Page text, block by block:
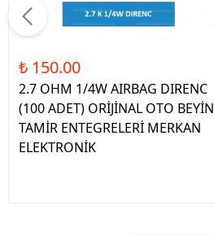
₺ 150.00
2.7 OHM 1/4W AIRBAG DIRENC
(100 ADET) ORİJİNAL OTO BEYİN
TAMİR ENTEGRELERİ MERKAN
ELEKTRONİK